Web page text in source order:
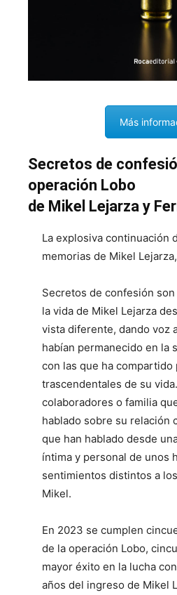
Más
Secretos de
operación Lobo
de Mikel Lejarza y
La explosiva continuación
memorias de Mikel
Secretos de confesión
la vida de Mikel Lejarza
vista diferente, dando voz
habían permanecido en la
con las que ha compartido
trascendentales de su
colaboradores o familia
hablado sobre su relación
que han hablado desde
íntima y personal de unos
sentimientos distintos a
Mikel.
En 2023 se cumplen
de la operación Lobo,
mayor éxito en la lucha
años del ingreso de Mikel